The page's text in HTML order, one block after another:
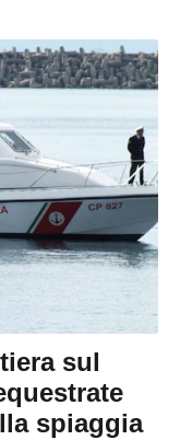
sul
spiaggia